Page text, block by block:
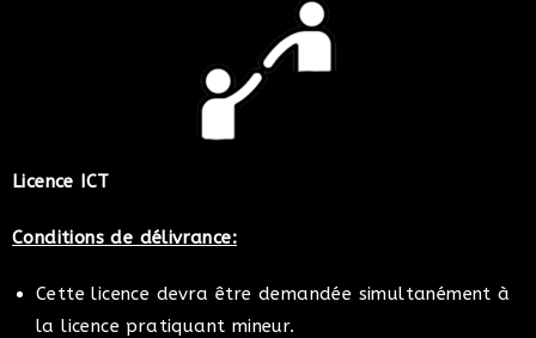
Licence ICT
Conditions de délivrance:
Cette licence devra être demandée simultanément à
la licence pratiquant mineur.